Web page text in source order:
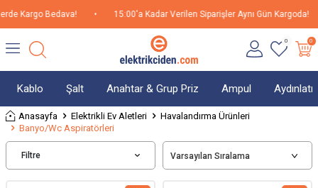
Kargo Bedava! 15:00'a Kadar Verilen Siparişler Aynı Gün Kargoda!
0 0
Kablo Şalt Anahtar & Grup Priz Ampul
Anasayfa Elektrikli Ev Aletleri
Havalandırma Ürünleri
Banyo/Wc Aspiratörleri
Filtre